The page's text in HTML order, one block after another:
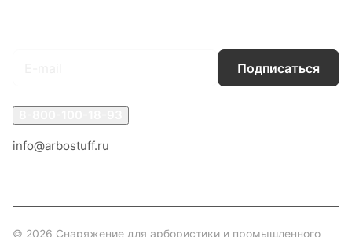
Подписаться
info@arbostuff.ru
© 2026 Снаряжение для арбористики и промышленного